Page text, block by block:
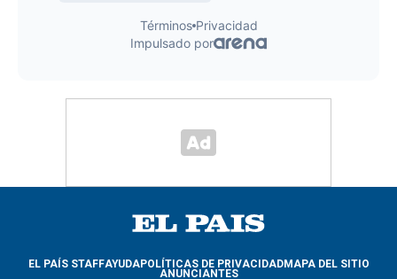
EL PAÍS STAFFAYUDAPOLÍTICAS DE PRIVACIDADMAPA DEL SITIO
ANUNCIANTES